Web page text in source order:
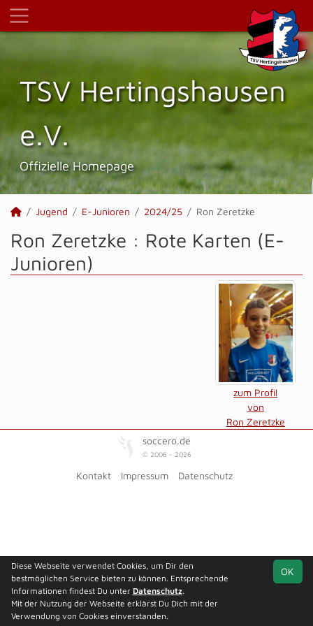
TSV Hertings­hausen
e.V.
Offizielle Homepage
Jugend E-Junioren 2024/25 Ron Zeretzke
Ron Zeretzke : Rote Karten (E-
Junioren)
zum Profil
von
Ron Zeretzke
soccero.de
© 2006 - 2026
Kontakt Impressum Datenschutz
OK
Diese Webseite verwendet Cookies, um Dir den
bestmöglichen Service bieten zu können. Entsprechende
Informationen findest Du unter Datenschutz.
Mit der Nutzung der Webseite erklärst Du Dich mit der
Verwendung von Cookies einverstanden.